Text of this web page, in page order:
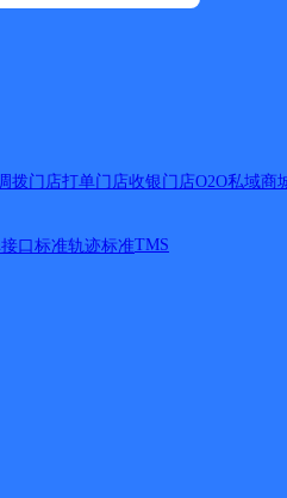
拨门店打单门店收银门店O2O私域商
接口标准轨迹标准TMS